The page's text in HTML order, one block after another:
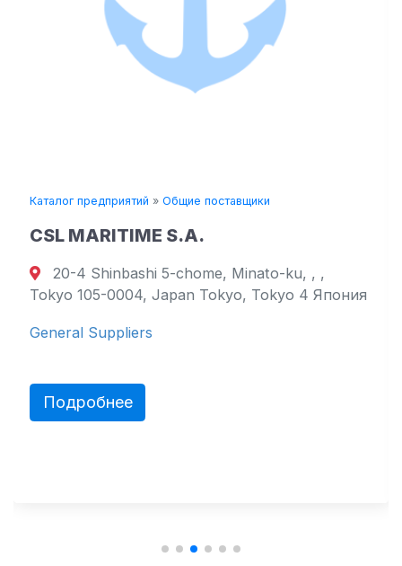
Каталог предприятий » Общие поставщики
CSL MARITIME S.A.
20-4 Shinbashi 5-chome, Minato-ku, , ,
Tokyo 105-0004, Japan Tokyo, Tokyo 4 Япония
General Suppliers
Подробнее